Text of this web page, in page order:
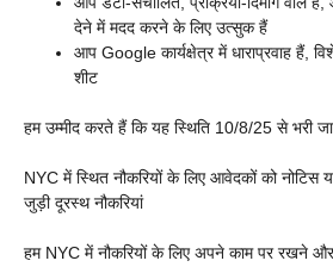
देने में मदद करने के लिए उत्सुक हैं
आप Google कार्यक्षेत्र में धाराप्रवाह हैं,
शीट
हम उम्मीद करते हैं कि यह स्थिति 10/8/25 से भरी
NYC में स्थित नौकरियों के लिए आवेदकों को नोटिस
जुड़ी दूरस्थ नौकरियां
हम NYC में नौकरियों के लिए अपने काम पर रखने